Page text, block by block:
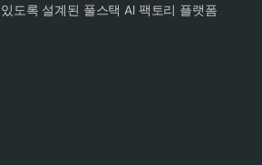
도록 설계된 풀스택 AI 팩토리 플랫폼